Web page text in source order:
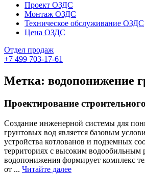
Проект ОЗДС
Монтаж ОЗДС
Техническое обслуживание ОЗДС
Цена ОЗДС
Отдел продаж
+7 499 703-17-61
Метка: водопонижение
Проектирование
Создание инженерной системы для
грунтовых вод является базовым
устройства котлованов и подземных
территориях с высоким
водопонижения формирует комплекс
от ... Читайте далееЧитайте